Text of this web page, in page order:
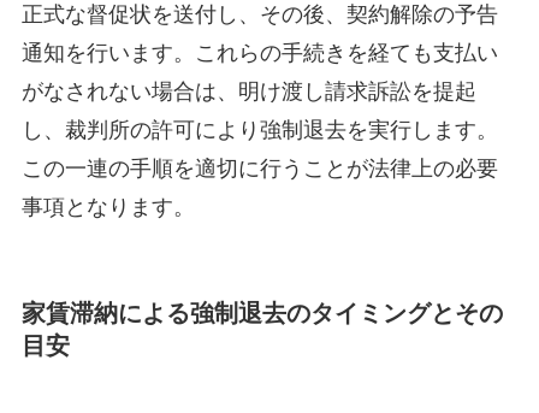
正式な督促状を送付し、その後、契約解除の予告
通知を行います。これらの手続きを経ても支払い
がなされない場合は、明け渡し請求訴訟を提起
し、裁判所の許可により強制退去を実行します。
この一連の手順を適切に行うことが法律上の必要
事項となります。
家賃滞納による強制退去のタイミングとその
目安